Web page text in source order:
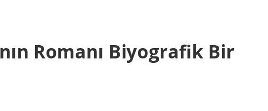
Romanı Biyografik Bir